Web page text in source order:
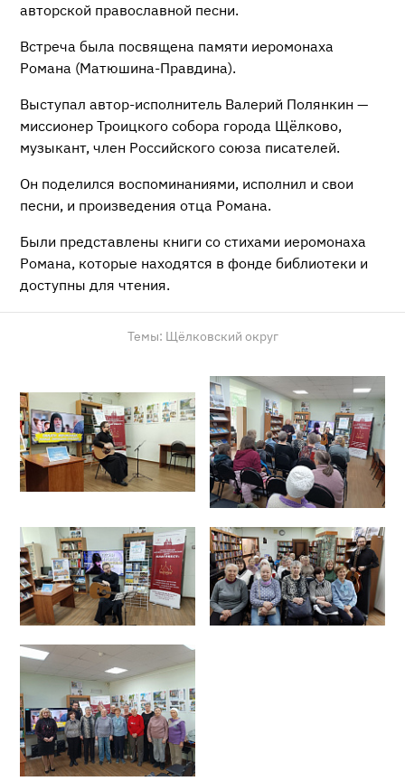
авторской православной песни.
Встреча была посвящена памяти иеромонаха
Романа (Матюшина-Правдина).
Выступал автор-исполнитель Валерий Полянкин —
миссионер Троицкого собора города Щёлково,
музыкант, член Российского союза писателей.
Он поделился воспоминаниями, исполнил и свои
песни, и произведения отца Романа.
Были представлены книги со стихами иеромонаха
Романа, которые находятся в фонде библиотеки и
доступны для чтения.
Темы: Щёлковский округ